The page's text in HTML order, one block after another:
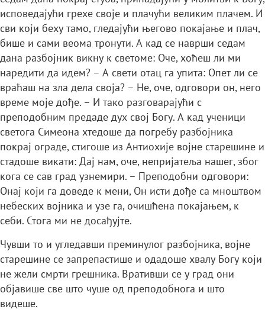
исповедајући грехе своје и плачући великим плачем. И
сви који беху тамо, гледајући његово покајање и плач,
бише и сами веома тронути. А кад се наврши седам
дана разбојник викну к светоме: Оче, хоћеш ли ми
наредити да идем? – А свети отац га упита: Опет ли се
враћаш на зла дела своја? – Не, оче, одговори он, него
време моје дође. – И тако разговарајући с
преподобним предаде дух свој Богу. А кад ученици
светога Симеона хтедоше да погребу разбојника
покрај ограде, стигоше из Антиохије војне старешине и
стадоше викати: Дај нам, оче, непријатеља нашег, због
кога се сав град узнемири. – Преподобни одговори:
Онај који га доведе к мени, Он исти дође са мноштвом
небеских војника и узе га, очишћена покајањем, к
себи. Стога ми не досађујте.
Чувши то и угледавши преминулог разбојника, војне
старешине се запрепастише и одадоше хвалу Богу који
не жели смрти грешника. Вративши се у град они
објавише све што чуше од преподобнога и што
видеше.